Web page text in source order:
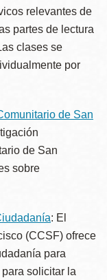
relevantes de
partes de lectura
clases se
por
de San
de San
sobre
: El
(CCSF) ofrece
para
solicitar la